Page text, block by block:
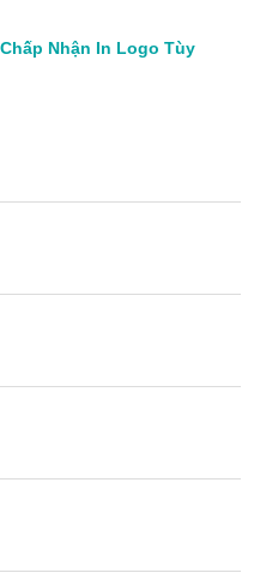
Nhận In Logo Tùy